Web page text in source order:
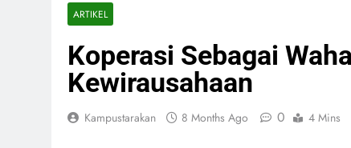
ARTIKEL
Koperasi Sebagai
Kewirausahaan
Kampustarakan 8 Months Ago 0 4 Mins